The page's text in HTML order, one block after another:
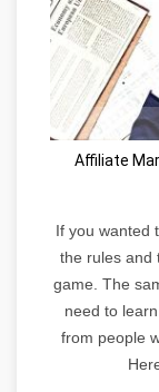
Affiliate
If you wanted
the rules and
game. The
need to
from people